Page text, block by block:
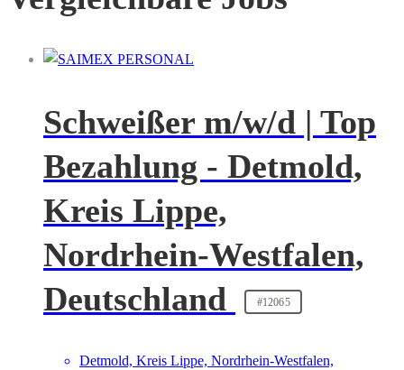
Schweißer m/w/d | Top
Bezahlung - Detmold,
Kreis Lippe,
Nordrhein-Westfalen,
Deutschland
#12065
Detmold, Kreis Lippe, Nordrhein-Westfalen,